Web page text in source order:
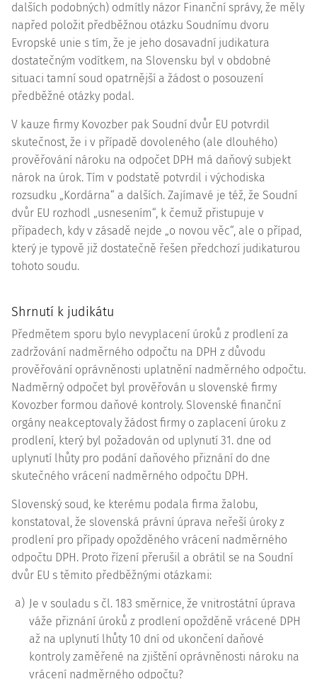
dalších podobných) odmítly názor Finanční správy, že měly
napřed položit předběžnou otázku Soudnímu dvoru
Evropské unie s tím, že je jeho dosavadní judikatura
dostatečným vodítkem, na Slovensku byl v obdobné
situaci tamní soud opatrnější a žádost o posouzení
předběžné otázky podal.
V kauze firmy Kovozber pak Soudní dvůr EU potvrdil
skutečnost, že i v případě dovoleného (ale dlouhého)
prověřování nároku na odpočet DPH má daňový subjekt
nárok na úrok. Tím v podstatě potvrdil i východiska
rozsudku „Kordárna“ a dalších. Zajímavé je též, že Soudní
dvůr EU rozhodl „usnesením“, k čemuž přistupuje v
případech, kdy v zásadě nejde „o novou věc“, ale o případ,
který je typově již dostatečně řešen předchozí judikaturou
tohoto soudu.
Shrnutí k judikátu
Předmětem sporu bylo nevyplacení úroků z prodlení za
zadržování nadměrného odpočtu na DPH z důvodu
prověřování oprávněnosti uplatnění nadměrného odpočtu.
Nadměrný odpočet byl prověřován u slovenské firmy
Kovozber formou daňové kontroly. Slovenské finanční
orgány neakceptovaly žádost firmy o zaplacení úroku z
prodlení, který byl požadován od uplynutí 31. dne od
uplynutí lhůty pro podání daňového přiznání do dne
skutečného vrácení nadměrného odpočtu DPH.
Slovenský soud, ke kterému podala firma žalobu,
konstatoval, že slovenská právní úprava neřeší úroky z
prodlení pro případy opožděného vrácení nadměrného
odpočtu DPH. Proto řízení přerušil a obrátil se na Soudní
dvůr EU s těmito předběžnými otázkami:
a) Je v souladu s čl. 183 směrnice, že vnitrostátní úprava
váže přiznání úroků z prodlení opožděně vrácené DPH
až na uplynutí lhůty 10 dní od ukončení daňové
kontroly zaměřené na zjištění oprávněnosti nároku na
vrácení nadměrného odpočtu?